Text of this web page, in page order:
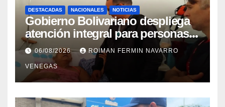
DESTACADAS NACIONALES NOTICIAS
Gobierno Bolivariano despliega
atención integral para personas
con discapacidad en
campamentos de La Guaira
06/08/2026 ROIMAN FERMIN NAVARRO
VENEGAS